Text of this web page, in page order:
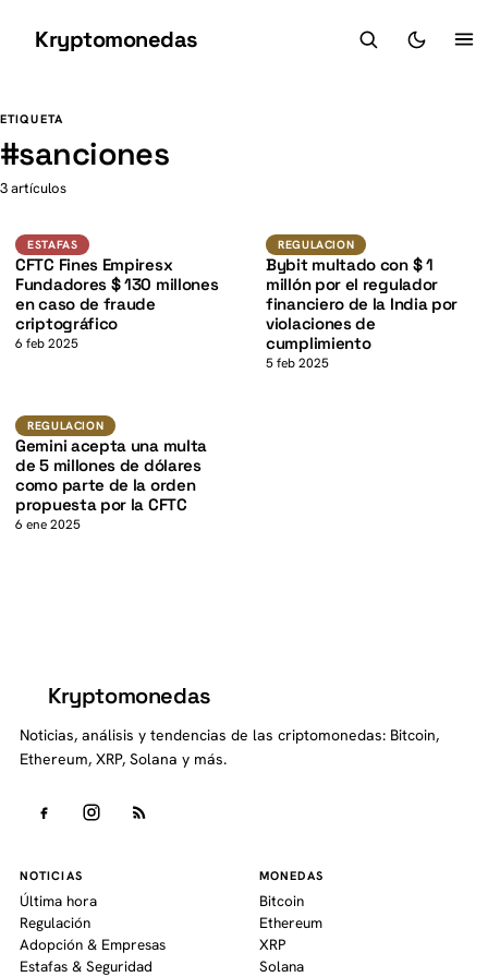
Kryptomonedas
ETIQUETA
#sanciones
3 artículos
Estafas
K
ESTAFAS
CFTC Fines Empiresx
Fundadores $ 130 millones
en caso de fraude
criptográfico
6 feb 2025
Regulacion
REGULACION
Bybit multado con $ 1
millón por el regulador
financiero de la India por
violaciones de
cumplimiento
5 feb 2025
Regulacion
K
REGULACION
Gemini acepta una multa
de 5 millones de dólares
como parte de la orden
propuesta por la CFTC
6 ene 2025
Kryptomonedas
Noticias, análisis y tendencias de las criptomonedas: Bitcoin,
Ethereum, XRP, Solana y más.
NOTICIAS
Última hora
Regulación
Adopción & Empresas
Estafas & Seguridad
MONEDAS
Bitcoin
Ethereum
XRP
Solana